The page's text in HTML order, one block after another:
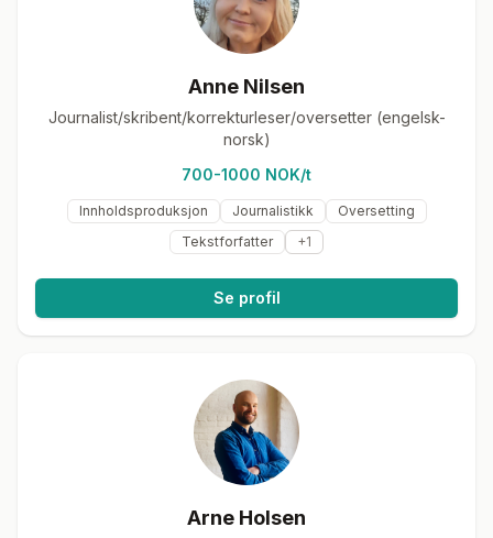
Anne Nilsen
Journalist/skribent/korrekturleser/oversetter (engelsk-
norsk)
700-1000 NOK/t
Innholdsproduksjon Journalistikk
Oversetting
Tekstforfatter
+1
Se profil
Arne Holsen